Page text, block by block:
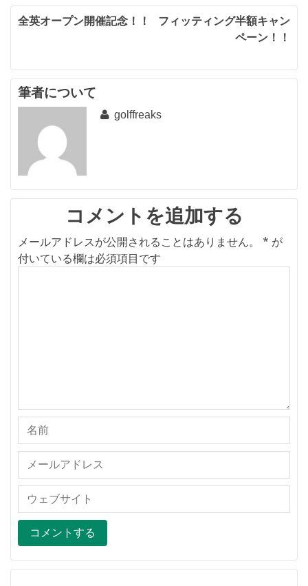
投
ナ
ビ
ー
シ
ョ
全英オープン開催記念！！
フィッティング半額キャン
ペーン！！
筆者について
golffreaks
コメントを追加する
メールアドレスが公開されることはありません。 * が
付いている欄は必須項目です